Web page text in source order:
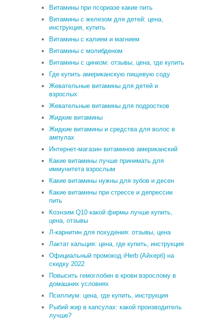
Витамины при псориазе какие пить
Витамины с железом для детей: цена,
инструкция, купить
Витамины с калием и магнием
Витамины с молибденом
Витамины с цинком: отзывы, цена, где купить
Где купить американскую пищевую соду
Жевательные витамины для детей и
взрослых
Жевательные витамины для подростков
Жидкие витамины
Жидкие витамины и средства для волос в
ампулах
Интернет-магазин витаминов американский
Какие витамины лучше принимать для
иммунитета взрослым
Какие витамины нужны для зубов и десен
Какие витамины при стрессе и депрессии
пить
Коэнзим Q10 какой фирмы лучше купить,
цена, отзывы
Л-карнитин для похудения: отзывы, цена
Лактат кальция: цена, где купить, инструкция
Официальный промокод iHerb (Айхерб) на
скидку 2022
Повысить гемоглобин в крови взрослому в
домашних условиях
Псиллиум: цена, где купить, инструкция
Рыбий жир в капсулах: какой производитель
лучше?